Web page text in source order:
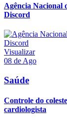
Agência Nacional
Discord
Visualizar
08 de Ago
Saúde
Controle do
cardiologista